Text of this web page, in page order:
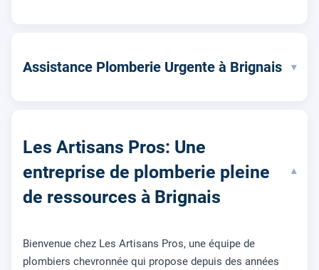
Assistance Plomberie Urgente à Brignais ▾
Les Artisans Pros: Une
entreprise de plomberie pleine
de ressources à Brignais
▾
Bienvenue chez Les Artisans Pros, une équipe de
plombiers chevronnée qui propose depuis des années